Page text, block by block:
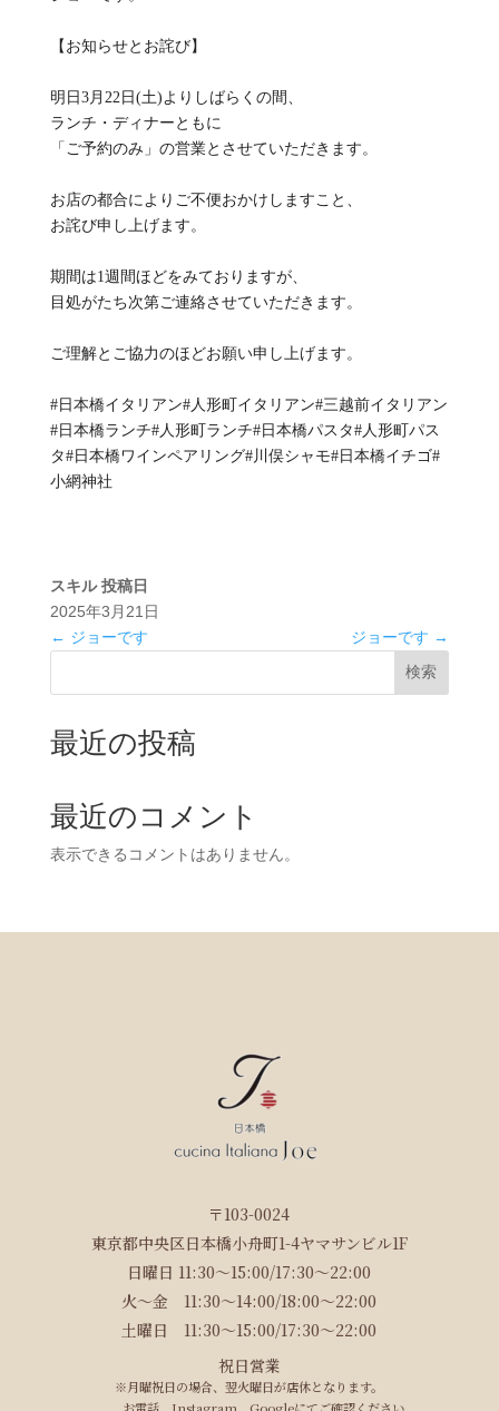
【お知らせとお詫び】
明日3月22日(土)よりしばらくの間、
ランチ・ディナーともに
「ご予約のみ」の営業とさせていただきます。
お店の都合によりご不便おかけしますこと、
お詫び申し上げます。
期間は1週間ほどをみておりますが、
目処がたち次第ご連絡させていただきます。
ご理解とご協力のほどお願い申し上げます。
#日本橋イタリアン#人形町イタリアン#三越前イタリアン
#日本橋ランチ#人形町ランチ#日本橋パスタ#人形町パス
タ#日本橋ワインペアリング#川俣シャモ#日本橋イチゴ#
小網神社
スキル 投稿日
2025年3月21日
← ジョーです ジョーです →
検索
最近の投稿
最近のコメント
表示できるコメントはありません。
〒103-0024
東京都中央区日本橋小舟町1-4ヤマサンビル1F
日曜日 11:30～15:00/17:30～22:00
火〜金 11:30～14:00/18:00～22:00
土曜日 11:30～15:00/17:30～22:00
祝日営業
※月曜祝日の場合、翌火曜日が店休となります。